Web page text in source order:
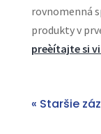
rovnomenná
produkty v
preèítajte si
« Staršie